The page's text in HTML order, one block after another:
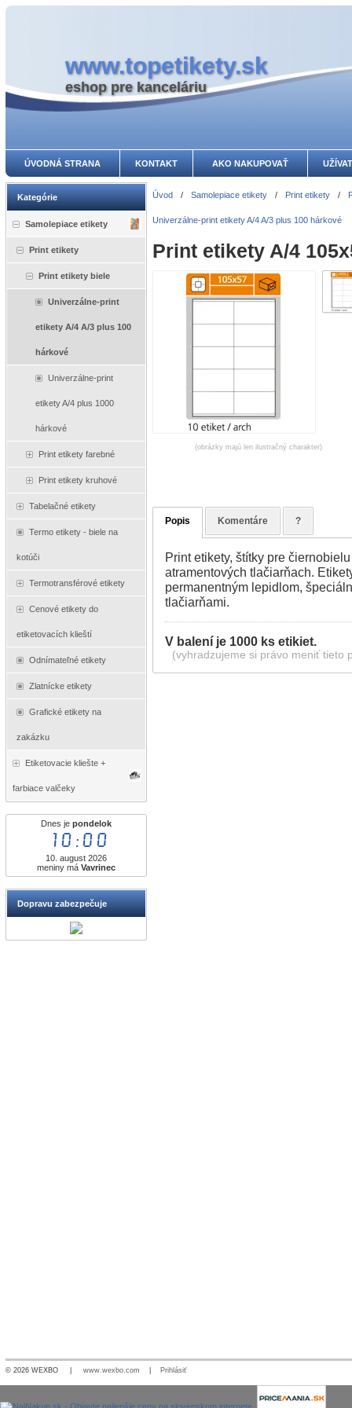
www.topetikety.sk
eshop pre kanceláriu
ÚVODNÁ STRANA KONTAKT AKO NAKUPOVAŤ
Kategórie
Samolepiace etikety
Print etikety
Print etikety biele
Univerzálne-print
etikety A/4 A/3 plus 100
hárkové
Univerzálne-print
etikety A/4 plus 1000
hárkové
Print etikety farebné
Print etikety kruhové
Tabelačné etikety
Termo etikety - biele na
kotúči
Termotransférové etikety
Cenové etikety do
etiketovacích klieští
Odnímateľné etikety
Zlatnícke etikety
Grafické etikety na
zakázku
Etiketovacie kliešte +
farbiace valčeky
Dnes je pondelok
10:00
10. august 2026
meniny má Vavrinec
Dopravu zabezpečuje
Úvod / Samolepiace etikety / Print etikety /
Univerzálne-print etikety A/4 A/3 plus 100 hárkové
Print etikety A/4
(obrázky majú len ilustračný charakter)
Popis Komentáre ?
Print etikety, štítky pre
atramentových tlačiarňach.
permanentným lepidlom,
tlačiarňami.
V balení je 1000 ks etikiet.
(vyhradzujeme si právo meniť tieto
© 2026 WEXBO | www.wexbo.com Prihlásiť